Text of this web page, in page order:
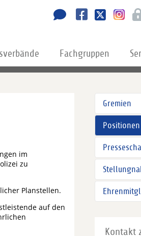
Fachgruppen
im
zu
Planstellen.
auf den
Gremien
Positionen
Kontakt